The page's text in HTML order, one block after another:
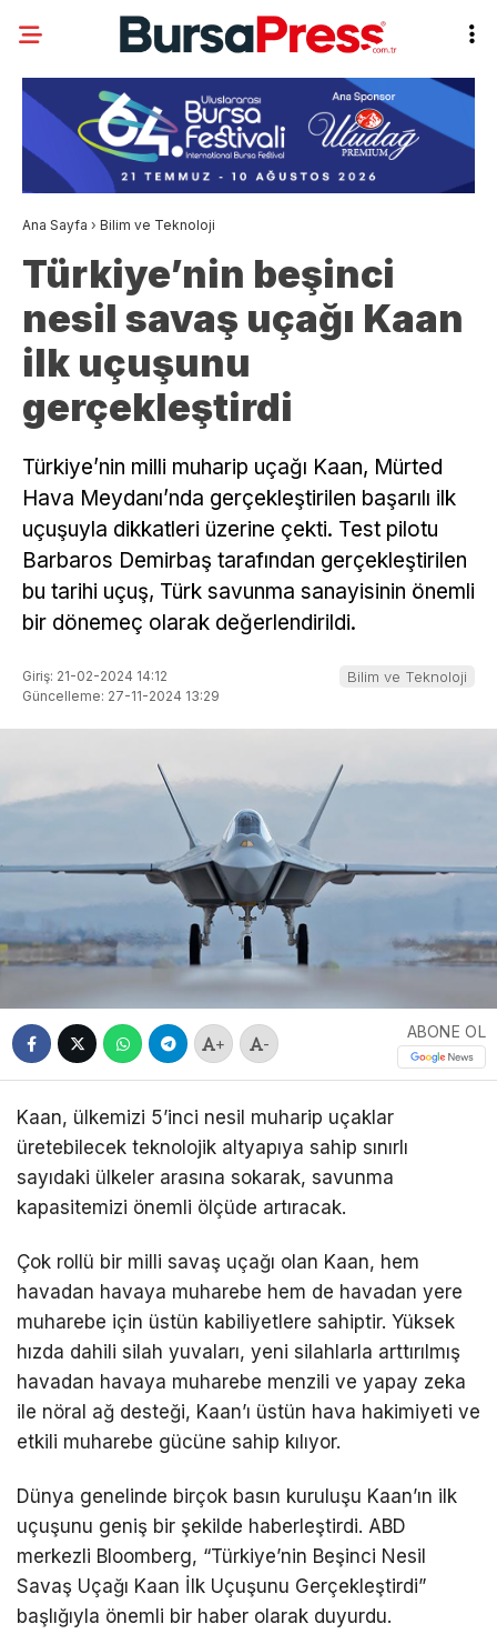
Ana Sayfa › Bilim ve Teknoloji
Türkiye’nin beşinci
nesil savaş uçağı Kaan
ilk uçuşunu
gerçekleştirdi
Türkiye’nin milli muharip uçağı Kaan, Mürted
Hava Meydanı’nda gerçekleştirilen başarılı ilk
uçuşuyla dikkatleri üzerine çekti. Test pilotu
Barbaros Demirbaş tarafından gerçekleştirilen
bu tarihi uçuş, Türk savunma sanayisinin önemli
bir dönemeç olarak değerlendirildi.
Giriş: 21-02-2024 14:12
Güncelleme: 27-11-2024 13:29
Bilim ve Teknoloji
+ -
ABONE OL
Kaan, ülkemizi 5’inci nesil muharip uçaklar
üretebilecek teknolojik altyapıya sahip sınırlı
sayıdaki ülkeler arasına sokarak, savunma
kapasitemizi önemli ölçüde artıracak.
Çok rollü bir milli savaş uçağı olan Kaan, hem
havadan havaya muharebe hem de havadan yere
muharebe için üstün kabiliyetlere sahiptir. Yüksek
hızda dahili silah yuvaları, yeni silahlarla arttırılmış
havadan havaya muharebe menzili ve yapay zeka
ile nöral ağ desteği, Kaan’ı üstün hava hakimiyeti ve
etkili muharebe gücüne sahip kılıyor.
Dünya genelinde birçok basın kuruluşu Kaan’ın ilk
uçuşunu geniş bir şekilde haberleştirdi. ABD
merkezli Bloomberg, “Türkiye’nin Beşinci Nesil
Savaş Uçağı Kaan İlk Uçuşunu Gerçekleştirdi”
başlığıyla önemli bir haber olarak duyurdu.